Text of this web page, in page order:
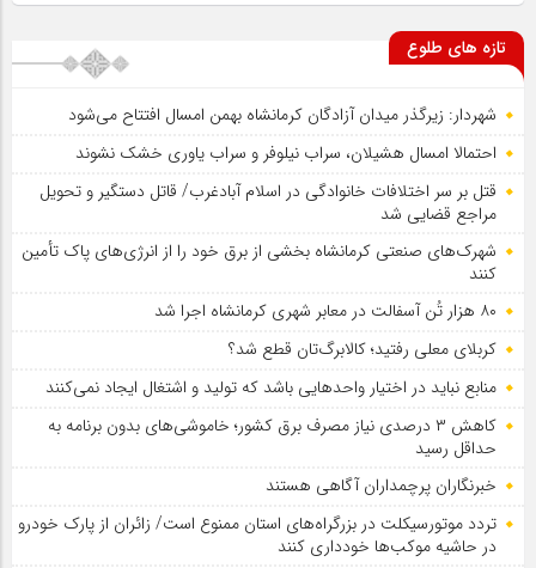
تازه های طلوع
شهردار: زیرگذر میدان آزادگان کرمانشاه بهمن امسال افتتاح می‌شود
احتمالا امسال هشیلان، سراب نیلوفر و سراب یاوری خشک نشوند
قتل بر سر اختلافات خانوادگی در اسلام آبادغرب/ قاتل دستگیر و تحویل
مراجع قضایی شد
شهرک‌های صنعتی کرمانشاه بخشی از برق خود را از انرژی‌های پاک تأمین
کنند
۸۰ هزار تُن آسفالت در معابر شهری کرمانشاه اجرا شد
کربلای معلی رفتید؛ کالابرگ‌تان قطع شد؟
منابع نباید در اختیار واحدهایی باشد که تولید و اشتغال ایجاد نمی‌کنند
کاهش ۳ درصدی نیاز مصرف برق کشور؛ خاموشی‌های بدون برنامه به
حداقل رسید
خبرنگاران پرچمداران آگاهی هستند
تردد موتورسیکلت در بزرگراه‌های استان ممنوع است/ زائران از پارک خودرو
در حاشیه موکب‌ها خودداری کنند